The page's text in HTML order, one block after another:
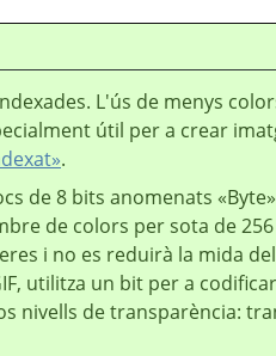
L'ús de menys
útil per a crear
.
de 8 bits anomenats «Byte»
de colors per sota de
i no es reduirà la mida
utilitza un bit per a
nivells de transparència: